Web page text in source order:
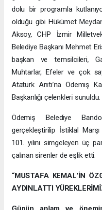
dolu bir programla
olduğu gibi Hükümet
Aksoy, CHP İzmir
Belediye Başkanı Mehmet
başkan ve temsilcileri,
Muhtarlar, Efeler ve çok
Atatürk Anıtı’na Ödemiş
Başkanlığı çelenkleri sunuldu.
Ödemiş Belediye
gerçekleştirilip İstiklal
101. yılını simgeleyen üç
çalınan sirenler de eşlik etti.
“MUSTAFA KEMAL’İN
AYDINLATTI